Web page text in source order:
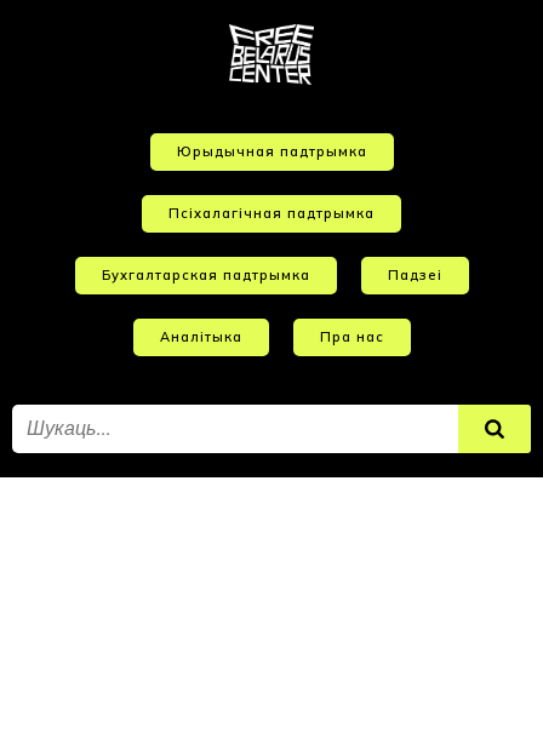
Юрыдычная падтрымка
Псіхалагічная падтрымка
Бухгалтарская падтрымка Падзеі
Аналітыка Пра нас